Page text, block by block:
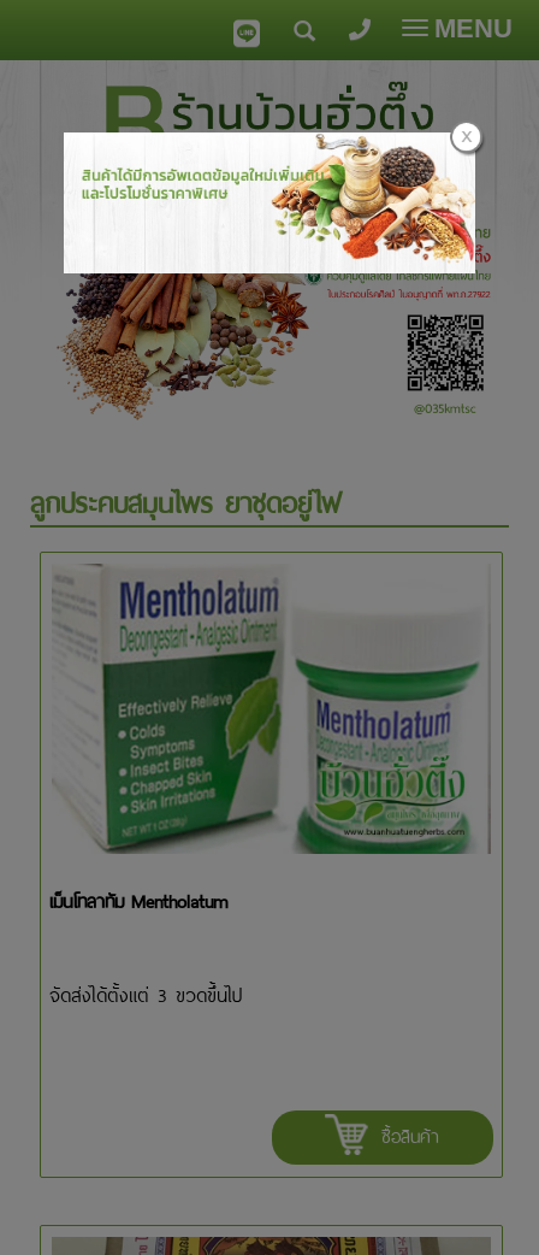
Toggle
MENU
ลูกประคบสมุนไพร ยาชุดอยู่ไฟ
เม็นโทลาทัม Mentholatum
จัดส่งได้ตั้งแต่ 3 ขวดขึ้นไป
ซื้อสินค้า